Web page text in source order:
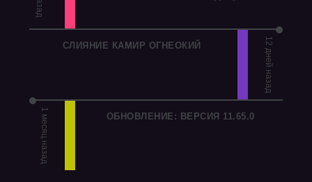
12 дней назад
СЛИЯНИЕ КАМИР ОГНЕОКИЙ
1 месяц назад ОБНОВЛЕНИЕ: ВЕРСИЯ 11.65.0